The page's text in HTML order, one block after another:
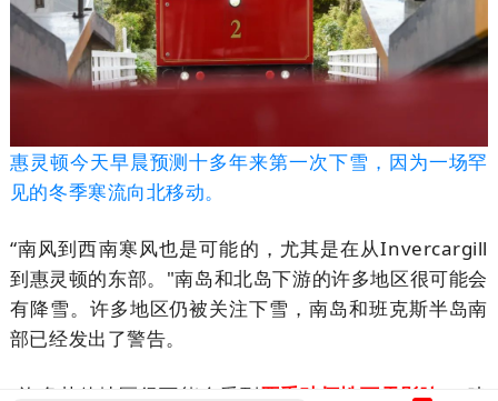
惠灵顿今天早晨预测十多年来第一次下雪，因为一场罕
见的冬季寒流向北移动。
“南风到西南寒风也是可能的，尤其是在从Invercargill
到惠灵顿的东部。"南岛和北岛下游的许多地区很可能会
有降雪。许多地区仍被关注下雪，南岛和班克斯半岛南
部已经发出了警告。
"许多其他地区很可能会受到严重破坏性下雪影响 。“建